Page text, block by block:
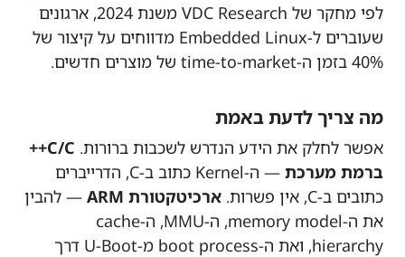
לפי מחקר של VDC Research משנת 2024, ארגונים
שעוברים ל-Embedded Linux מדווחים על קיצור של
40% בזמן ה-time-to-market של מוצרים חדשים.
מה צריך לדעת באמת
אפשר לחלק את הידע הנדרש לשכבות ברורות.
C/C++
ברמת מערכת
— ה-Kernel כתוב ב-C, הדרייברים
כתובים ב-C, אין פשרות.
ארכיטקטורת ARM
— להבין
את ה-memory model, ה-MMU, ה-cache
hierarchy, ואת ה-boot process מ-U-Boot דרך